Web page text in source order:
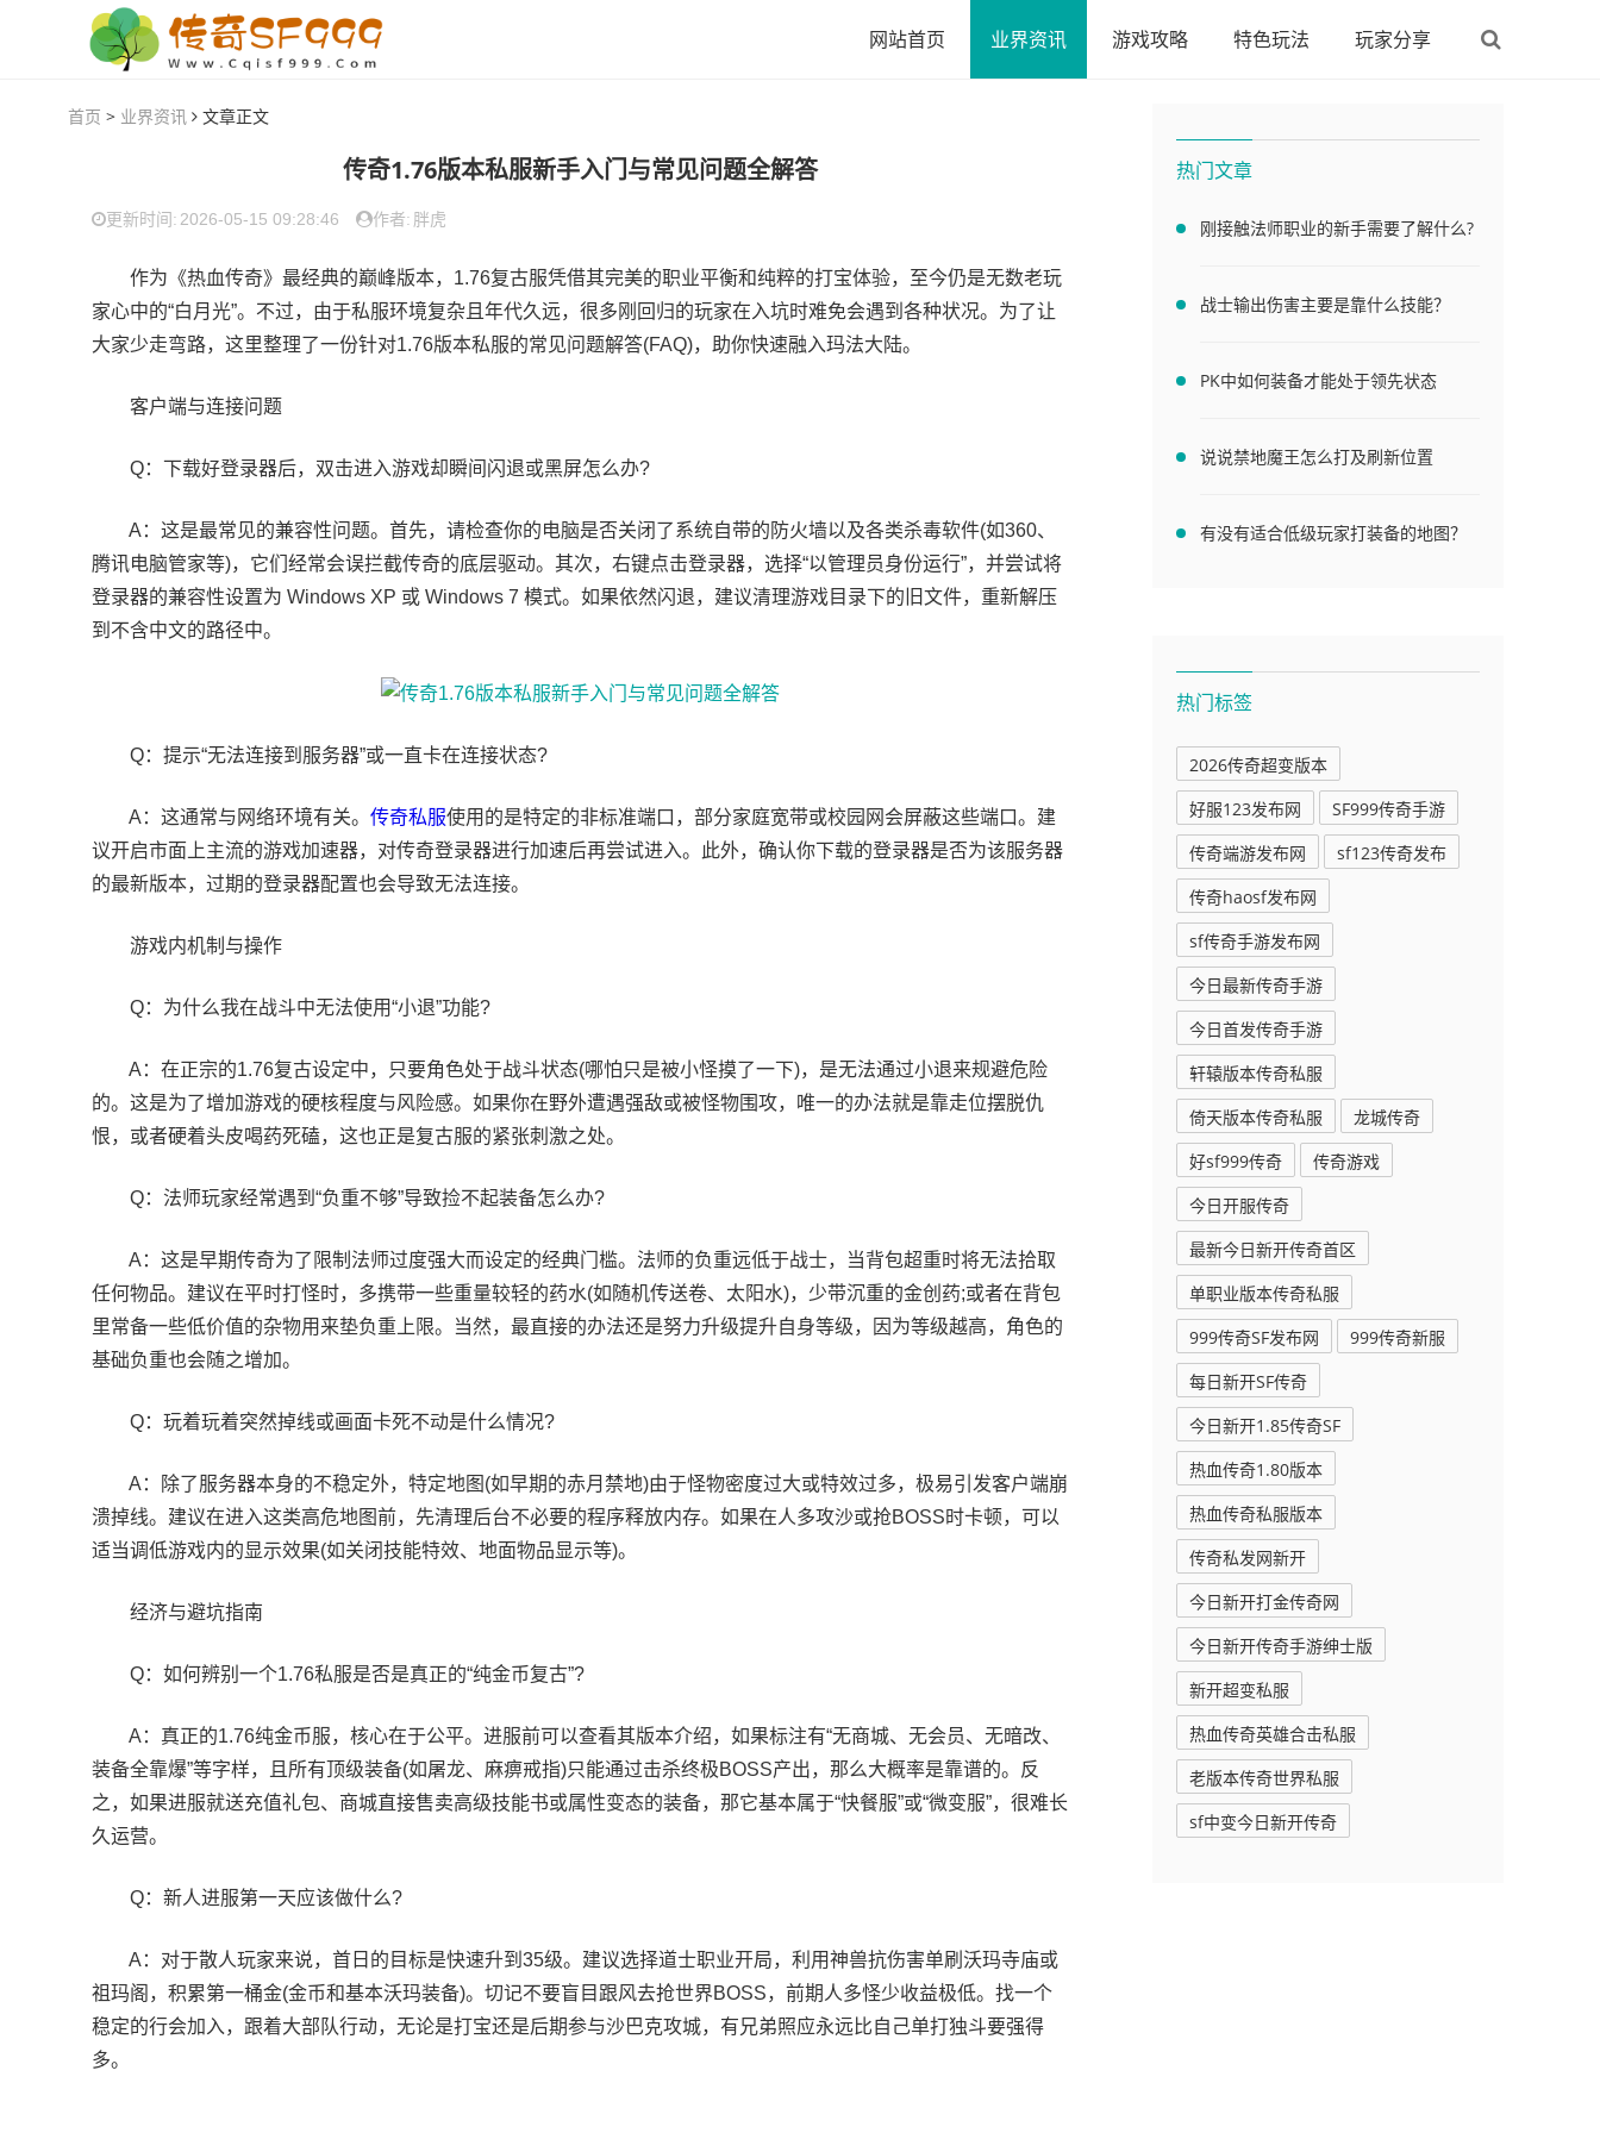
网站首页 业界资讯 游戏攻略 特色玩法 玩家分享
首页 > 业界资讯 文章正文
传奇1.76版本私服新手入门与常见问题全解答
更新时间: 2026-05-15 09:28:46 作者: 胖虎
作为《热血传奇》最经典的巅峰版本，1.76复古服凭借其完美的职业平衡和纯粹的打宝体验，至今仍是无数老玩
家心中的“白月光”。不过，由于私服环境复杂且年代久远，很多刚回归的玩家在入坑时难免会遇到各种状况。为了让
大家少走弯路，这里整理了一份针对1.76版本私服的常见问题解答(FAQ)，助你快速融入玛法大陆。
️客户端与连接问题
Q：下载好登录器后，双击进入游戏却瞬间闪退或黑屏怎么办?
A：这是最常见的兼容性问题。首先，请检查你的电脑是否关闭了系统自带的防火墙以及各类杀毒软件(如360、
腾讯电脑管家等)，它们经常会误拦截传奇的底层驱动。其次，右键点击登录器，选择“以管理员身份运行”，并尝试将
登录器的兼容性设置为 Windows XP 或 Windows 7 模式。如果依然闪退，建议清理游戏目录下的旧文件，重新解压
到不含中文的路径中。
Q：提示“无法连接到服务器”或一直卡在连接状态?
A：这通常与网络环境有关。 传奇私服使用的是特定的非标准端口，部分家庭宽带或校园网会屏蔽这些端口。建
议开启市面上主流的游戏加速器，对传奇登录器进行加速后再尝试进入。此外，确认你下载的登录器是否为该服务器
的最新版本，过期的登录器配置也会导致无法连接。
游戏内机制与操作
Q：为什么我在战斗中无法使用“小退”功能?
A：在正宗的1.76复古设定中，只要角色处于战斗状态(哪怕只是被小怪摸了一下)，是无法通过小退来规避危险
的。这是为了增加游戏的硬核程度与风险感。如果你在野外遭遇强敌或被怪物围攻，唯一的办法就是靠走位摆脱仇
恨，或者硬着头皮喝药死磕，这也正是复古服的紧张刺激之处。
Q：法师玩家经常遇到“负重不够”导致捡不起装备怎么办?
A：这是早期传奇为了限制法师过度强大而设定的经典门槛。法师的负重远低于战士，当背包超重时将无法拾取
任何物品。建议在平时打怪时，多携带一些重量较轻的药水(如随机传送卷、太阳水)，少带沉重的金创药;或者在背包
里常备一些低价值的杂物用来垫负重上限。当然，最直接的办法还是努力升级提升自身等级，因为等级越高，角色的
基础负重也会随之增加。
Q：玩着玩着突然掉线或画面卡死不动是什么情况?
A：除了服务器本身的不稳定外，特定地图(如早期的赤月禁地)由于怪物密度过大或特效过多，极易引发客户端崩
溃掉线。建议在进入这类高危地图前，先清理后台不必要的程序释放内存。如果在人多攻沙或抢BOSS时卡顿，可以
适当调低游戏内的显示效果(如关闭技能特效、地面物品显示等)。
经济与避坑指南
Q：如何辨别一个1.76私服是否是真正的“纯金币复古”?
A：真正的1.76纯金币服，核心在于公平。进服前可以查看其版本介绍，如果标注有“无商城、无会员、无暗改、
装备全靠爆”等字样，且所有顶级装备(如屠龙、麻痹戒指)只能通过击杀终极BOSS产出，那么大概率是靠谱的。反
之，如果进服就送充值礼包、商城直接售卖高级技能书或属性变态的装备，那它基本属于“快餐服”或“微变服”，很难长
久运营。
Q：新人进服第一天应该做什么?
A：对于散人玩家来说，首日的目标是快速升到35级。建议选择道士职业开局，利用神兽抗伤害单刷沃玛寺庙或
祖玛阁，积累第一桶金(金币和基本沃玛装备)。切记不要盲目跟风去抢世界BOSS，前期人多怪少收益极低。找一个
稳定的行会加入，跟着大部队行动，无论是打宝还是后期参与沙巴克攻城，有兄弟照应永远比自己单打独斗要强得
多。
热门文章
刚接触法师职业的新手需要了解什么?
战士输出伤害主要是靠什么技能？
PK中如何装备才能处于领先状态
说说禁地魔王怎么打及刷新位置
有没有适合低级玩家打装备的地图？
热门标签
2026传奇超变版本
好服123发布网
SF999传奇手游
传奇端游发布网
sf123传奇发布
传奇haosf发布网
sf传奇手游发布网
今日最新传奇手游
今日首发传奇手游
轩辕版本传奇私服
倚天版本传奇私服
龙城传奇
好sf999传奇
传奇游戏
今日开服传奇
最新今日新开传奇首区
单职业版本传奇私服
999传奇SF发布网
999传奇新服
每日新开SF传奇
今日新开1.85传奇SF
热血传奇1.80版本
热血传奇私服版本
传奇私发网新开
今日新开打金传奇网
今日新开传奇手游绅士版
新开超变私服
热血传奇英雄合击私服
老版本传奇世界私服
sf中变今日新开传奇